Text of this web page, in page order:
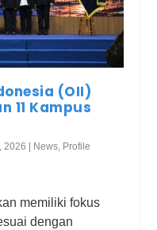
(OII)
11 Kampus
2026 | News Profile
memiliki fokus
dengan